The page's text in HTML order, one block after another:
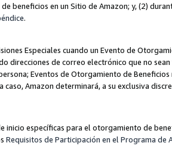
beneficios en un Sitio de Amazon; y, (2)
.
Especiales cuando un Evento de
direcciones de correo electrónico que no
Eventos de Otorgamiento de
caso, Amazon determinará, a su exclusiva
inicio específicas para el otorgamiento de
Requisitos de Participación en el Programa de